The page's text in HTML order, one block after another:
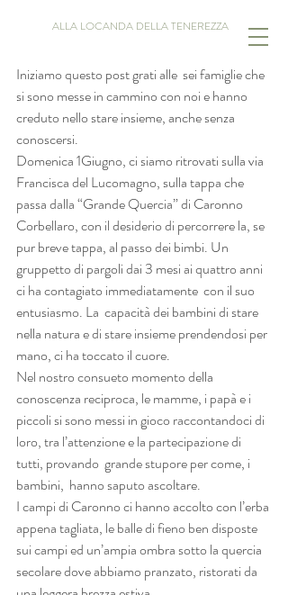
ALLA LOCANDA DELLA TENEREZZA
Iniziamo questo post grati alle  sei famiglie che
si sono messe in cammino con noi e hanno
creduto nello stare insieme, anche senza
conoscersi.
Domenica 1Giugno, ci siamo ritrovati sulla via
Francisca del Lucomagno, sulla tappa che
passa dalla “Grande Quercia” di Caronno
Corbellaro, con il desiderio di percorrere la, se
pur breve tappa, al passo dei bimbi. Un
gruppetto di pargoli dai 3 mesi ai quattro anni
ci ha contagiato immediatamente  con il suo
entusiasmo. La  capacità dei bambini di stare
nella natura e di stare insieme prendendosi per
mano, ci ha toccato il cuore.
Nel nostro consueto momento della
conoscenza reciproca, le mamme, i papà e i
piccoli si sono messi in gioco raccontandoci di
loro, tra l’attenzione e la partecipazione di
tutti, provando  grande stupore per come, i
bambini,  hanno saputo ascoltare.
I campi di Caronno ci hanno accolto con l’erba
appena tagliata, le balle di fieno ben disposte
sui campi ed un’ampia ombra sotto la quercia
secolare dove abbiamo pranzato, ristorati da